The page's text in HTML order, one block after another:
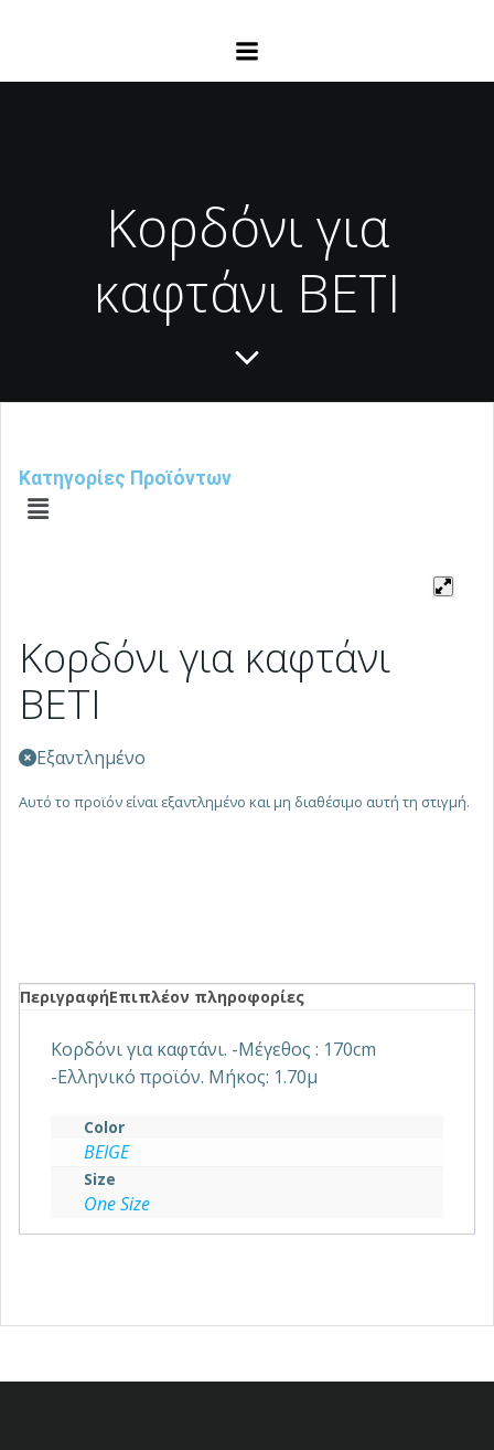
Κορδόνι για
καφτάνι BETI
Κατηγορίες Προϊόντων
Κορδόνι για καφτάνι
BETI
Εξαντλημένο
Αυτό το προϊόν είναι εξαντλημένο και μη διαθέσιμο αυτή τη στιγμή.
ΠεριγραφήΕπιπλέον πληροφορίες
Κορδόνι για καφτάνι. -Μέγεθος : 170cm
-Ελληνικό προϊόν. Μήκος: 1.70μ
Color
BEIGE
Size
One Size